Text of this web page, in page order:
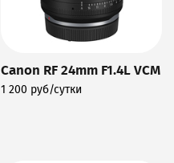
Canon RF 24mm F1.4L VCM
1 200 руб/сутки